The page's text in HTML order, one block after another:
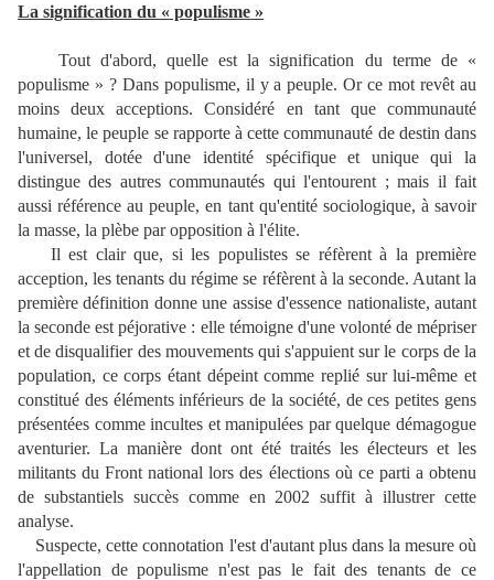
La signification du « populisme »
Tout d'abord, quelle est la signification du terme de «
populisme » ? Dans populisme, il y a peuple. Or ce mot revêt au
moins deux acceptions. Considéré en tant que communauté
humaine, le peuple se rapporte à cette communauté de destin dans
l'universel, dotée d'une identité spécifique et unique qui la
distingue des autres communautés qui l'entourent ; mais il fait
aussi référence au peuple, en tant qu'entité sociologique, à savoir
la masse, la plèbe par opposition à l'élite.
Il est clair que, si les populistes se réfèrent à la première
acception, les tenants du régime se réfèrent à la seconde. Autant la
première définition donne une assise d'essence nationaliste, autant
la seconde est péjorative : elle témoigne d'une volonté de mépriser
et de disqualifier des mouvements qui s'appuient sur le corps de la
population, ce corps étant dépeint comme replié sur lui-même et
constitué des éléments inférieurs de la société, de ces petites gens
présentées comme incultes et manipulées par quelque démagogue
aventurier. La manière dont ont été traités les électeurs et les
militants du Front national lors des élections où ce parti a obtenu
de substantiels succès comme en 2002 suffit à illustrer cette
analyse.
Suspecte, cette connotation l'est d'autant plus dans la mesure où
l'appellation de populisme n'est pas le fait des tenants de ce